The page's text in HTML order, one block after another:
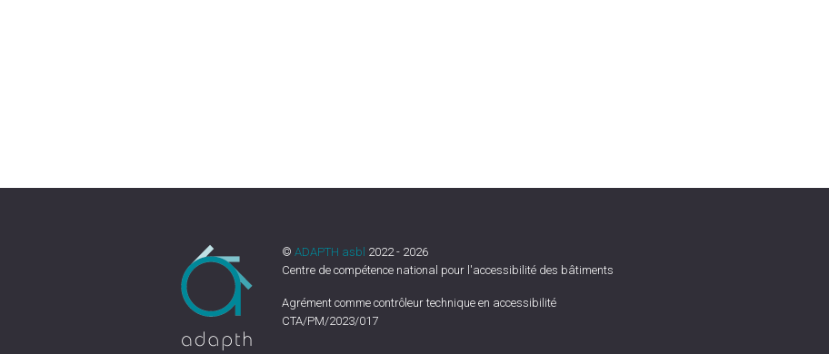
©ADAPTH asbl 2022 - 2026
Centre de compétence national pour l'accessibilité des bâtiments
Agrément comme contrôleur technique en accessibilité
CTA/PM/2023/017